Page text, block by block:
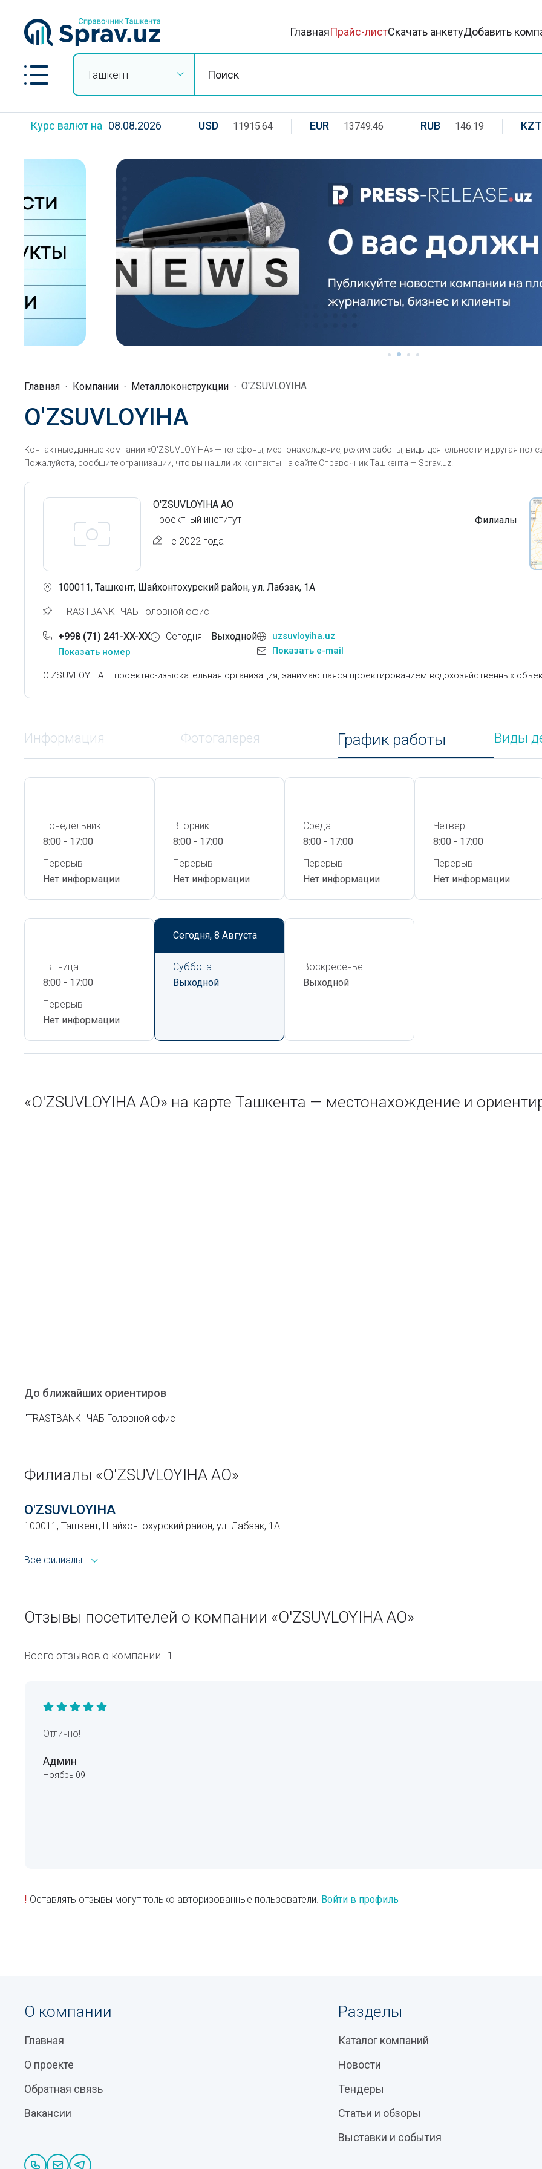
ГлавнаяПрайс-листСкачать анкетуДобавить
Ташкент
Курс валют на 08.08.2026 USD 11915.64 EUR 13749.46 RUB 146.19 KZT
Главная Компании Металлоконструкции O'ZSUVLOYIHA
O'ZSUVLOYIHA
Контактные данные компании «O'ZSUVLOYIHA» — телефоны, местонахождение, режим работы, виды деятельности и другая
Пожалуйста, сообщите огранизации, что вы нашли их контакты на сайте Справочник Ташкента — Sprav.uz.
O'ZSUVLOYIHA АО
Проектный институт
с 2022 года
Филиалы
100011, Ташкент, Шайхонтохурский район, ул. Лабзак, 1А
"TRASTBANK" ЧАБ Головной офис
+998 (71) 241-XX-XX
Показать номер
Сегодня Выходной
uzsuvloyiha.uz
Показать e-mail
O'ZSUVLOYIHA – проектно-изыскательная организация, занимающаяся проектированием водохозяйственных
Информация Фотогалерея График работы Виды
Понедельник
8:00 - 17:00
Перерыв
Нет информации
Вторник
8:00 - 17:00
Перерыв
Нет информации
Среда
8:00 - 17:00
Перерыв
Нет информации
Четверг
8:00 - 17:00
Перерыв
Нет информации
Пятница
8:00 - 17:00
Перерыв
Нет информации
Сегодня, 8 Августа
Суббота
Выходной
Воскресенье
Выходной
«O'ZSUVLOYIHA АО» на карте Ташкента — местонахождение и
До ближайших ориентиров
"TRASTBANK" ЧАБ Головной офис
Филиалы «O'ZSUVLOYIHA АО»
O'ZSUVLOYIHA
100011, Ташкент, Шайхонтохурский район, ул. Лабзак, 1А
Все филиалы
Отзывы посетителей о компании «O'ZSUVLOYIHA АО»
Всего отзывов о компании 1
Отлично!
Админ
Ноябрь 09
! Оставлять отзывы могут только авторизованные пользователи. Войти в профиль
О компании
Главная
О проекте
Обратная связь
Вакансии
Разделы
Каталог компаний
Новости
Тендеры
Статьи и обзоры
Выставки и события